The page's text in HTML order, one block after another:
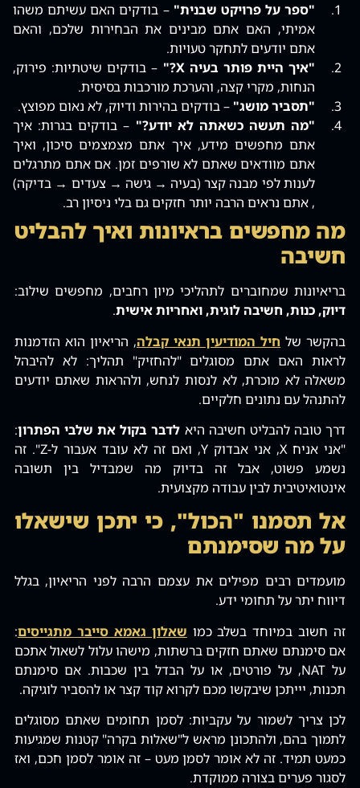
"ספר על פרויקט שבנית" – בודקים האם עשיתם משהו
אמיתי‚ האם אתם מבינים את הבחירות שלכם‚ והאם
אתם יודעים לתחקר טעויות.
"איך היית פותר בעיה X?"
– בודקים שיטתיות: פירוק‚
הנחות‚ מקרי קצה‚ והערכת מורכבות בסיסית.
"תסביר מושג" – בודקים בהירות ודיוק‚ לא נאום מפוצץ.
"מה תעשה כשאתה לא יודע?" – בודקים בגרות: איך
אתם מחפשים מידע‚ איך אתם מצמצמים סיכון‚ ואיך
אתם מוודאים שאתם לא שורפים זמן. אם אתם מתרגלים
לענות לפי מבנה קצר (בעיה → גישה → צעדים → בדיקה)
‚ אתם נראים הרבה יותר חזקים גם בלי ניסיון רב.
מה מחפשים בראיונות ואיך להבליט
חשיבה
בריאיונות שמחוברים לתהליכי מיון רחבים‚ מחפשים שילוב:
דיוק‚ כנות‚ חשיבה לוגית‚ ואחריות אישית.
בהקשר של חיל המודיעין תנאי קבלה‚ הריאיון הוא הזדמנות
לראות האם אתם מסוגלים "להחזיק" תהליך: לא להיבהל
משאלה לא מוכרת‚ לא לנסות לנחש‚ ולהראות שאתם יודעים
להתנהל עם נתונים חלקיים.
דרך טובה להבליט חשיבה היא לדבר בקול את שלבי הפתרון:
"אני אניח X‚ אני אבדוק Y‚ ואם זה לא עובד אעבור ל-Z". זה
נשמע פשוט‚ אבל זה בדיוק מה שמבדיל בין תשובה
אינטואיטיבית לבין עבודה מקצועית.
אל תסמנו "הכול", כי יתכן שישאלו
על מה שסימנתם
מועמדים רבים מפילים את עצמם הרבה לפני הריאיון‚ בגלל
דיווח יתר על תחומי ידע.
זה חשוב במיוחד בשלב כמו שאלון גאמא סייבר מתגייסים:
אם סימנתם שאתם חזקים ברשתות‚ מישהו עלול לשאול אתכם
על NAT‚ על פורטים‚ או על הבדל בין שכבות. אם סימנתם
תכנות‚ יייתכן שיבקשו מכם לקרוא קוד קצר או להסביר לוגיקה.
לכן צריך לשמור על עקביות: לסמן תחומים שאתם מסוגלים
לתמוך בהם‚ ולהתכונן מראש ל"שאלות בקרה" קטנות שמגיעות
כמעט תמיד. זה לא אומר לסמן מעט – זה אומר לסמן חכם‚ ואז
לסגור פערים בצורה ממוקדת.